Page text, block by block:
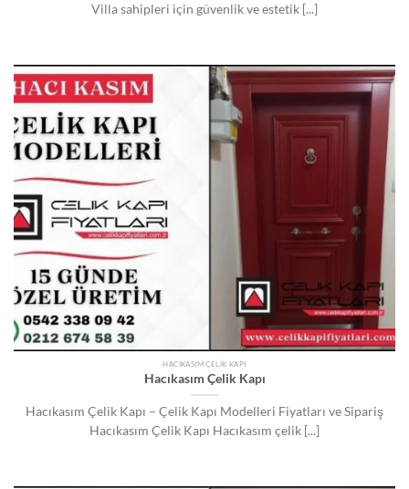
Villa sahipleri için güvenlik ve estetik [...]
HACIKASIM ÇELIK KAPI
Hacıkasım Çelik Kapı
Hacıkasım Çelik Kapı – Çelik Kapı Modelleri Fiyatları ve Sipariş
Hacıkasım Çelik Kapı Hacıkasım çelik [...]